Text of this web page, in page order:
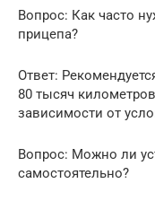
Вопрос: Как часто
прицепа?
Ответ:
80 тысяч
зависимости от
Вопрос: Можно ли
самостоятельно?